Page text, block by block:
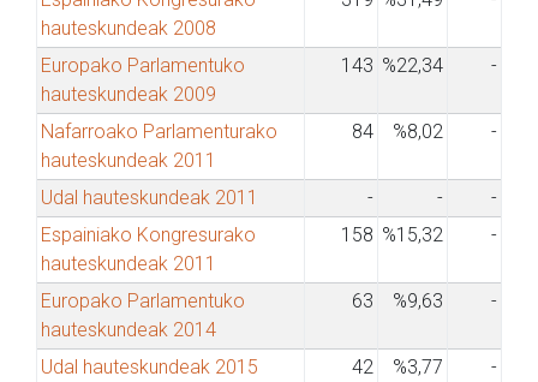
hauteskundeak 2008
Europako Parlamentuko
hauteskundeak 2009
143 %22,34 -
Nafarroako Parlamenturako
hauteskundeak 2011
84 %8,02 -
Udal hauteskundeak 2011 - -
-
Espainiako Kongresurako
hauteskundeak 2011
158 %15,32 -
Europako Parlamentuko
hauteskundeak 2014
63 %9,63 -
Udal hauteskundeak 2015 42 %3,77
-